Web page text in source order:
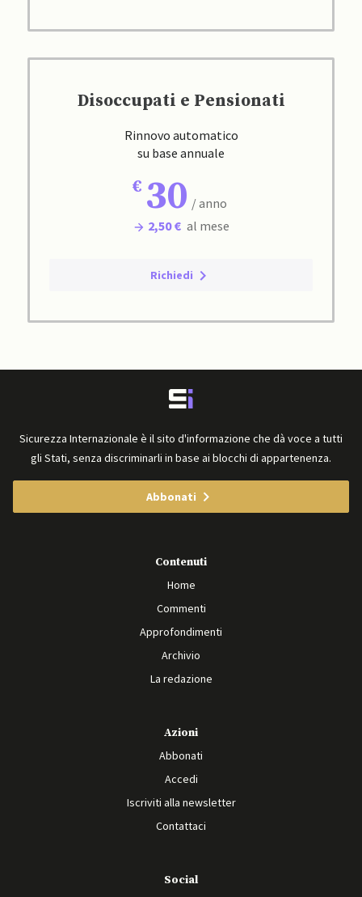
Disoccupati e Pensionati
Rinnovo automatico
su base annuale
30 / anno
2,50 € al mese
Richiedi
Sicurezza Internazionale è il sito d'informazione che dà voce a tutti
gli Stati, senza discriminarli in base ai blocchi di appartenenza.
Abbonati
Contenuti
Home
Commenti
Approfondimenti
Archivio
La redazione
Azioni
Abbonati
Accedi
Iscriviti alla newsletter
Contattaci
Social